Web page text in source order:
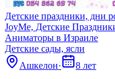
Детские праздники, дни
JoyMe, Детские
Аниматоры в Израиле
Детские сады, ясли
Ашкелон·
8 лет